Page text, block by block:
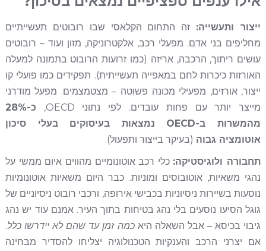
ייצור ותעשייה: זה התחום הקלאסי שבו רובוטים תעשייתיים
מחליפים בני אדם. מפעלי רכב, אלקטרוניקה, מזון ועוד – רובוטים
עושים ריתוך, הרכבה, אריזה (כמו זרועות הרובוט בתמונה למעלה
האורזות כיכרות לחם במאפייה תעשייתית). תפקידים כמו פועלי קו
ייצור, אורזים, מפעילי מכונה פשוטה – מצטמצמים. מפעל מודרני
מייצר יותר עם פחות עובדים. לפי נתוני OECD,
כ-28%
מהמשרות ב-OECD נמצאות בעיסוקים בעלי סיכון
אוטומציה גבוה (בעיקר בייצור ותפעול).
תחבורה ולוגיסטיקה: כלי רכב אוטונומיים מהווים איום ממשי על
נהגי משאיות, אוטובוסים ומוניות. כבר היום משאיות אוטונומיות
נוסעות בשיירות ניסיוניות בכבישי אירופה, ורכבי רובוט ניסיוניים של
גוגל הסיעו נוסעים בלי נהג בטיחות בתוך העיר. אמנם עוד יש נהג
גיבוי בכיסא – אבל השאלה היאכמה זמן עד שהם לא יידרשו כלל.
אם יצרני הרכב והענקיות הטכנולוגיה יצליחו להסדיר מבחינה